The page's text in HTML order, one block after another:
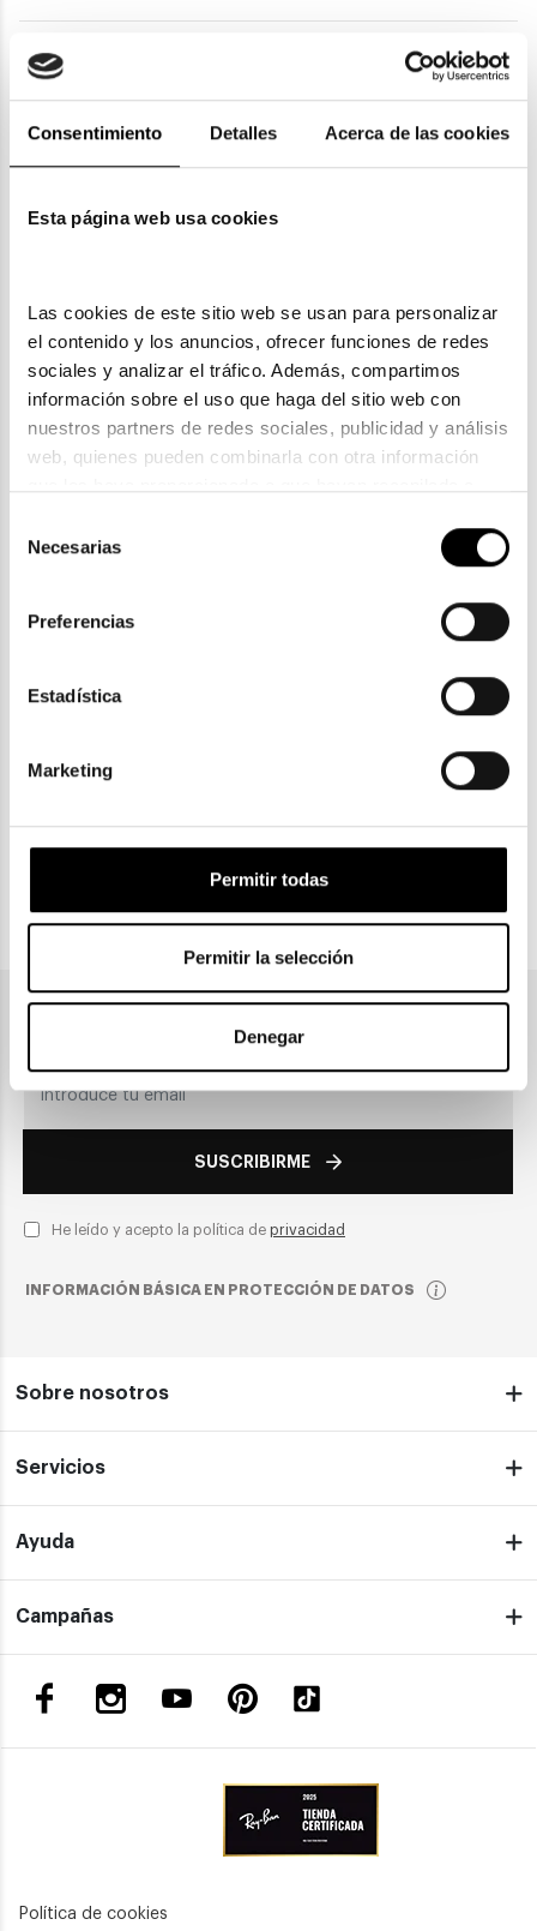
Consentimiento Detalles Acerca de las cookies
Esta página web usa cookies
Las cookies de este sitio web se usan para personalizar
el contenido y los anuncios, ofrecer funciones de redes
sociales y analizar el tráfico. Además, compartimos
información sobre el uso que haga del sitio web con
nuestros partners de redes sociales, publicidad y análisis
web, quienes pueden combinarla con otra información
la política de privacidad en el siguiente
. Consulta
Necesarias
Preferencias
Estadística
Marketing
Permitir todas
Permitir la selección
Denegar
También te puede gustar
2 colores
PAGO SEGURO
SUSCRIBIRME
He leído y acepto la política de privacidad
INFORMACIÓN BÁSICA EN PROTECCIÓN DE DATOS
Sobre nosotros
Servicios
Ayuda
Campañas
Política de cookies